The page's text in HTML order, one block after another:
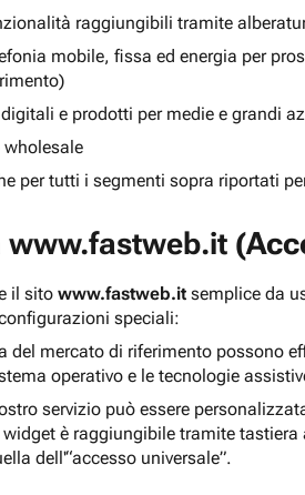
raggiungibili tramite
mobile, fissa ed energia per
e prodotti per medie e grandi
wholesale
per tutti i segmenti sopra riportati
www.fastweb.it
il sito www.fastweb.it semplice da
speciali:
del mercato di riferimento possono
operativo e le tecnologie
servizio può essere
è raggiungibile tramite
dell'“accesso universale”.